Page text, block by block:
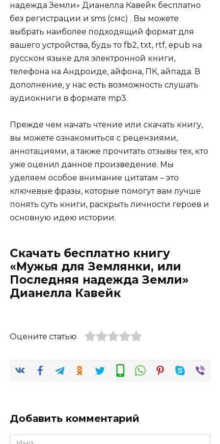
надежда Земли» Дианелла Кавейк бесплатно
без регистрации и sms (смс) . Вы можете
выбрать наиболее подходящий формат для
вашего устройства, будь то fb2, txt, rtf, epub на
русском языке для электронной книги,
телефона на Андроиде, айфона, ПК, айпада. В
дополнение, у нас есть возможность слушать
аудиокниги в формате mp3.
Прежде чем начать чтение или скачать книгу,
вы можете ознакомиться с рецензиями,
аннотациями, а также прочитать отзывы тех, кто
уже оценил данное произведение. Мы
уделяем особое внимание цитатам – это
ключевые фразы, которые помогут вам лучше
понять суть книги, раскрыть личности героев и
основную идею истории.
Скачать бесплатно книгу
«Мужья для Землянки, или
Последняя надежда Земли»
Дианелла Кавейк
Оцените статью
Добавить комментарий
Имя